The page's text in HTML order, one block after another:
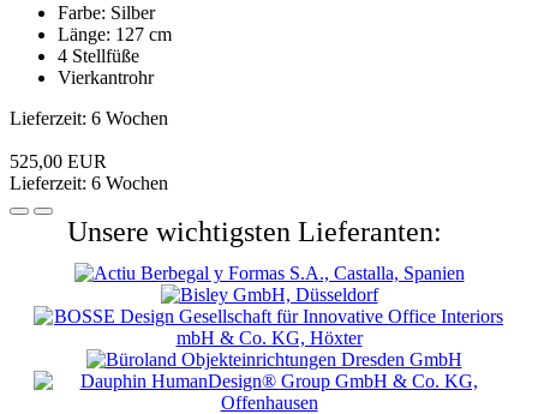
Farbe: Silber
Länge: 127 cm
4 Stellfüße
Vierkantrohr
Lieferzeit: 6 Wochen
525,00 EUR
Lieferzeit: 6 Wochen
Unsere wichtigsten Lieferanten: